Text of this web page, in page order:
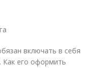
включать в себя
Как его оформить